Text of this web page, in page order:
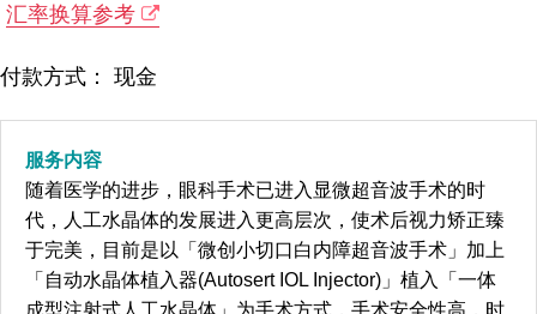
汇率换算参考
付款方式： 现金
服务内容
随着医学的进步，眼科手术已进入显微超音波手术的时
代，人工水晶体的发展进入更高层次，使术后视力矫正臻
于完美，目前是以「微创小切口白内障超音波手术」加上
「自动水晶体植入器(Autosert IOL Injector)」植入「一体
成型注射式人工水晶体」为手术方式，手术安全性高，时